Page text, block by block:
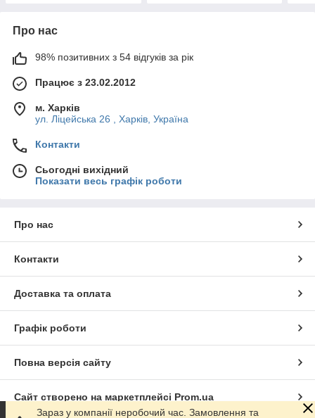
Про нас
98% позитивних з 54 відгуків за рік
Працює з 23.02.2012
м. Харків
ул. Ліцейська 26 , Харків, Україна
Контакти
Сьогодні вихідний
Показати весь графік роботи
Про нас
Контакти
Доставка та оплата
Графік роботи
Повна версія сайту
Сайт створено на маркетплейсі Prom.ua
Зараз у компанії неробочий час. Замовлення та